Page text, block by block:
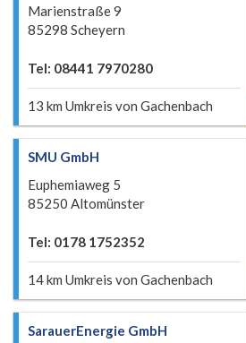
Marienstraße 9
85298 Scheyern
Tel: 08441 7970280
13 km Umkreis von Gachenbach
SMU GmbH
Euphemiaweg 5
85250 Altomünster
Tel: 0178 1752352
14 km Umkreis von Gachenbach
SarauerEnergie GmbH